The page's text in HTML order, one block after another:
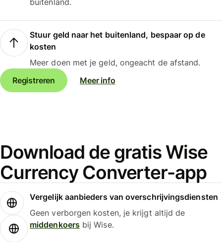
buitenland.
Stuur geld naar het buitenland, bespaar op de
kosten
Meer doen met je geld, ongeacht de afstand.
Registreren
Meer info
Download de gratis Wise
Currency Converter-app
Vergelijk aanbieders van overschrijvingsdiensten
Geen verborgen kosten, je krijgt altijd de
middenkoersbij Wise.